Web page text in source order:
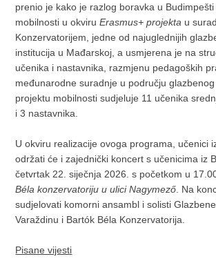
prenio je kako je razlog boravka u Budimpešti
mobilnosti u okviruErasmus+ projekta u
Konzervatorijem, jedne od najuglednijih
institucija u Mađarskoj, a usmjerena je na
učenika i nastavnika, razmjenu pedagoških
međunarodne suradnje u području
projektu mobilnosti sudjeluje 11 učenika
i 3 nastavnika.
U okviru realizacije ovoga programa, učenici
održati će i zajednički koncert s učenicima iz
četvrtak 22. siječnja 2026. s početkom u
Béla konzervatoriju u ulici Nagymező . Na
sudjelovati komorni ansambl i solisti
Varaždinu i Bartók Béla Konzervatorija.
Pisane vijesti